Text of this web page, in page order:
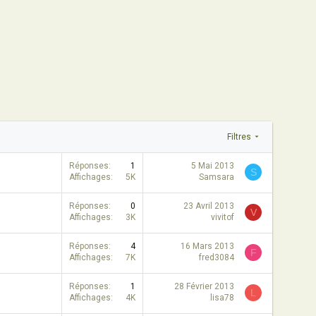
Filtres
Réponses
1
Affichages
5K
5 Mai 2013
Samsara
S
Réponses
0
Affichages
3K
23 Avril 2013
vivitof
V
Réponses
4
Affichages
7K
16 Mars 2013
fred3084
F
Réponses
1
Affichages
4K
28 Février 2013
lisa78
L